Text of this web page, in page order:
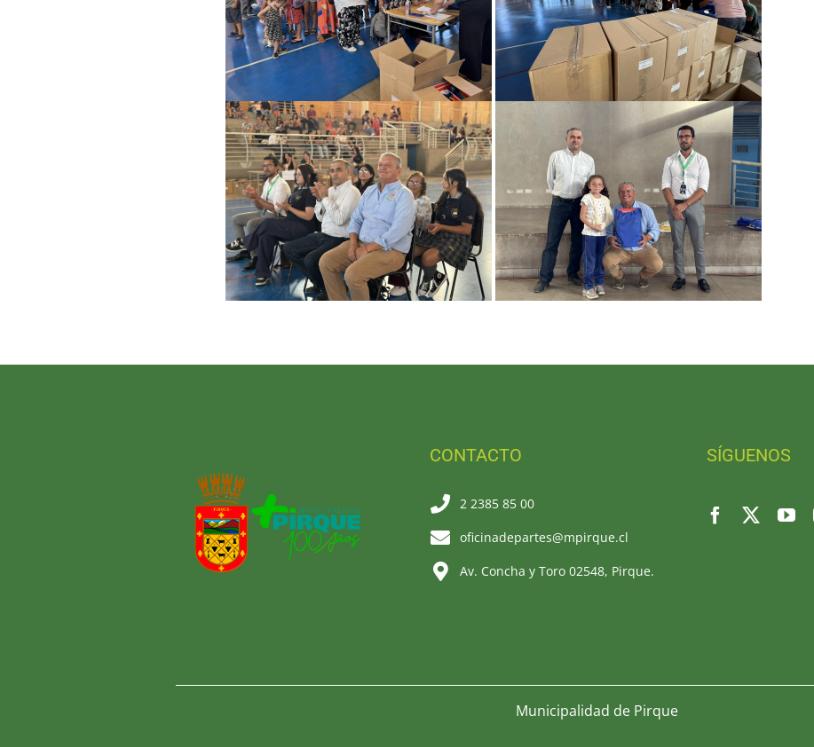
CONTACTO
2 2385 85 00
oficinadepartes@mpirque.cl
Av. Concha y Toro 02548, Pirque.
SÍGUENOS
Municipalidad de Pirque